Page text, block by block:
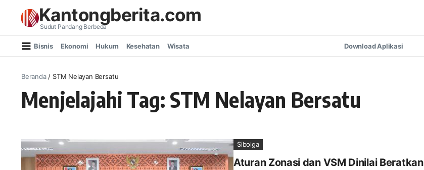
Kantongberita.com
Sudut Pandang Berbeda
Bisnis Ekonomi Hukum Kesehatan Wisata Download Aplikasi
Beranda/ STM Nelayan Bersatu
Menjelajahi Tag: STM Nelayan Bersatu
Sibolga
Aturan Zonasi dan VSM Dinilai Beratkan